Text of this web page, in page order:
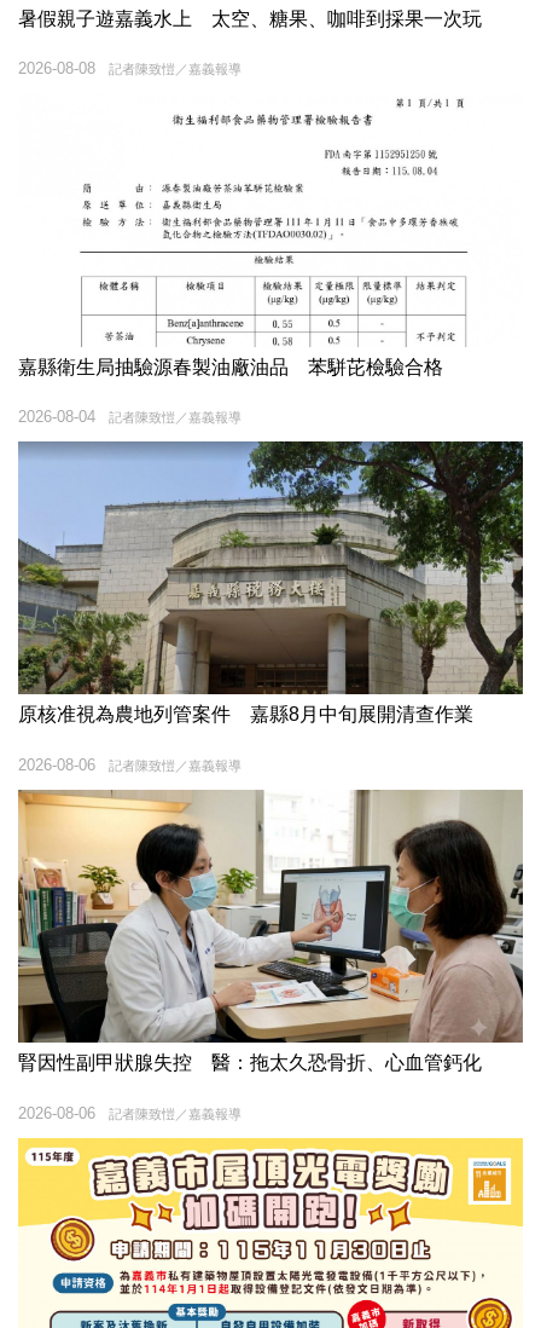
暑假親子遊嘉義水上 太空、糖果、咖啡到採果一次玩
記者陳致愷／嘉義報導
2026-08-08
嘉縣衛生局抽驗源春製油廠油品 苯駢芘檢驗合格
記者陳致愷／嘉義報導
2026-08-04
原核准視為農地列管案件 嘉縣8月中旬展開清查作業
記者陳致愷／嘉義報導
2026-08-06
腎因性副甲狀腺失控 醫：拖太久恐骨折、心血管鈣化
記者陳致愷／嘉義報導
2026-08-06